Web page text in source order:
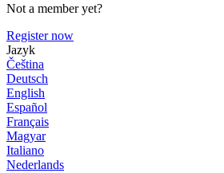
Not a member yet?
Register now
Jazyk
Čeština
Deutsch
English
Español
Français
Magyar
Italiano
Nederlands